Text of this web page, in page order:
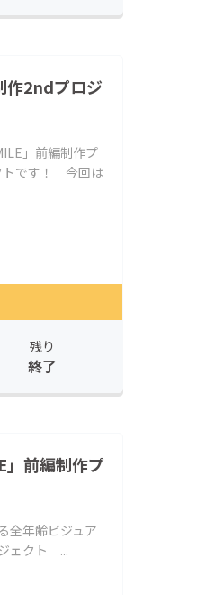
作2ndプロジ
」前編制作プ
トです！ 今回は
残り
終了
」前編制作プ
全年齢ビジュア
ェクト ...